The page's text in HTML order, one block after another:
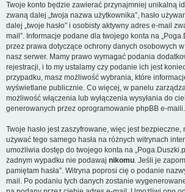
Twoje konto będzie zawierać przynajmniej unikalną
zwaną dalej „twoja nazwa użytkownika”, hasło
dalej „twoje hasło” i osobisty aktywny adres e-mail
mail”. Informacje podane dla twojego konta na
przez prawa dotyczące ochrony danych osobowych
nasz serwer. Mamy prawo wymagać podania
rejestracji, i to my ustalamy czy podanie ich jest
przypadku, masz możliwość wybrania, które
wyświetlane publicznie. Co więcej, w panelu
możliwość włączenia lub wyłączenia wysyłania do
generowanych przez oprogramowanie phpBB e-maili.
Twoje hasło jest zaszyfrowane, więc jest
używać tego samego hasła na różnych witrynach
umożliwia dostęp do twojego konta na
żadnym wypadku nie podawaj nikomu. Jeśli je
pamiętam hasła”. Witryna poprosi cię o podanie
mail. Po podaniu tych danych zostanie